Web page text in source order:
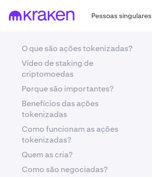
Pessoas singulares
O que são ações tokenizadas?
Vídeo de staking de
criptomoedas
Porque são importantes?
Benefícios das ações
tokenizadas
Como funcionam as ações
tokenizadas?
Quem as cria?
Como são negociadas?